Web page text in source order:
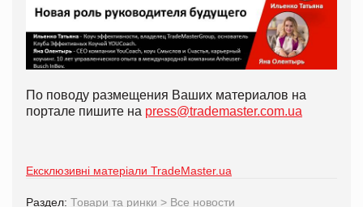
По поводу размещения Ваших материалов на
портале пишите на press@trademaster.com.ua
Ексклюзивні матеріали TradeMaster.ua
Раздел: Товари та ринки > Все новости